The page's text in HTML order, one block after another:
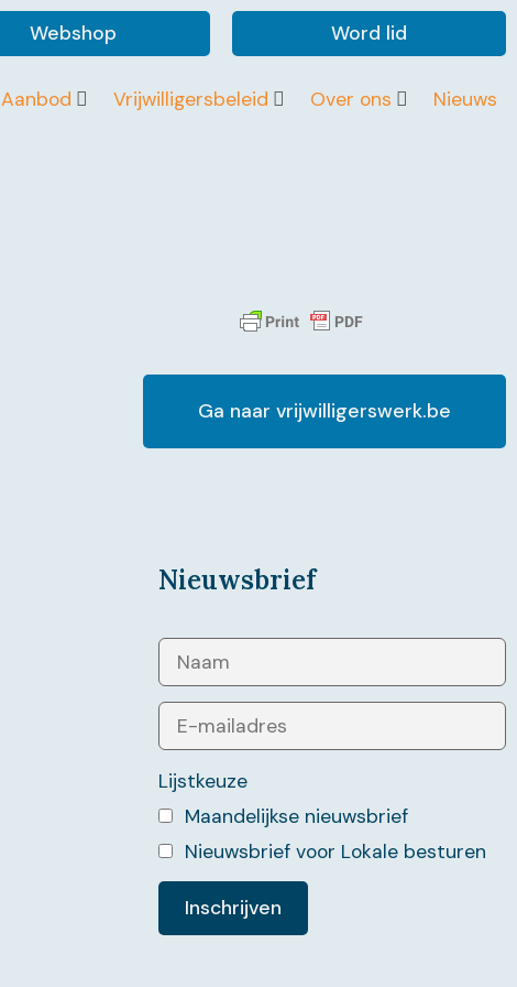
Webshop Word lid
Aanbod Vrijwilligersbeleid Over ons
Nieuws
Ga naar vrijwilligerswerk.be
Nieuwsbrief
Lijstkeuze
Maandelijkse nieuwsbrief
Nieuwsbrief voor Lokale besturen